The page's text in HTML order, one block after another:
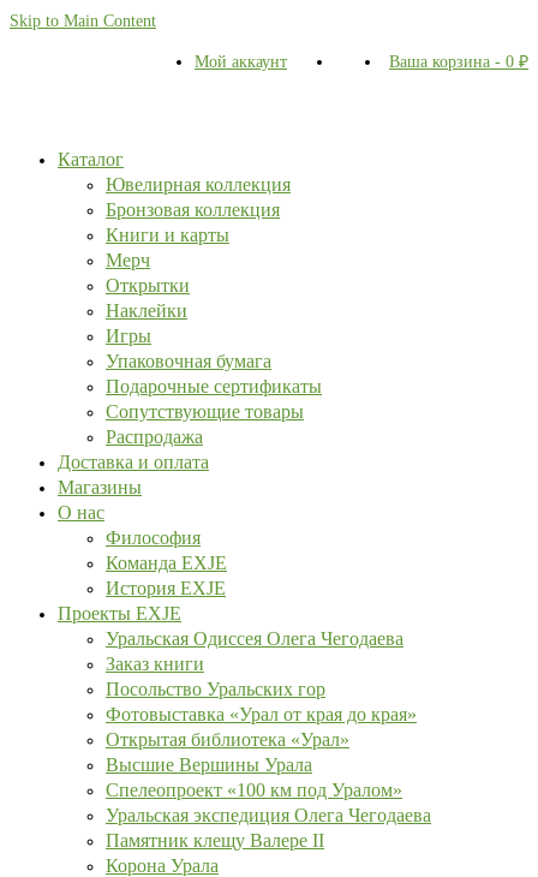
Skip to Main Content
Мой аккаунт Ваша корзина - 0 ₽
Каталог
Ювелирная коллекция
Бронзовая коллекция
Книги и карты
Мерч
Открытки
Наклейки
Игры
Упаковочная бумага
Подарочные сертификаты
Сопутствующие товары
Распродажа
Доставка и оплата
Магазины
О нас
Философия
Команда EXJE
История EXJE
Проекты EXJE
Уральская Одиссея Олега Чегодаева
Заказ книги
Посольство Уральских гор
Фотовыставка «Урал от края до края»
Открытая библиотека «Урал»
Высшие Вершины Урала
Спелеопроект «100 км под Уралом»
Уральская экспедиция Олега Чегодаева
Памятник клещу Валере II
Корона Урала